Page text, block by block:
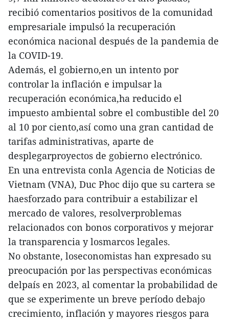
recibió comentarios positivos de la comunidad
empresariale impulsó la recuperación
económica nacional después de la pandemia de
la COVID-19.
Además, el gobierno,en un intento por
controlar la inflación e impulsar la
recuperación económica,ha reducido el
impuesto ambiental sobre el combustible del 20
al 10 por ciento,así como una gran cantidad de
tarifas administrativas, aparte de
desplegarproyectos de gobierno electrónico.
En una entrevista conla Agencia de Noticias de
Vietnam (VNA), Duc Phoc dijo que su cartera se
haesforzado para contribuir a estabilizar el
mercado de valores, resolverproblemas
relacionados con bonos corporativos y mejorar
la transparencia y losmarcos legales.
No obstante, loseconomistas han expresado su
preocupación por las perspectivas económicas
delpaís en 2023, al comentar la probabilidad de
que se experimente un breve período debajo
crecimiento, inflación y mayores riesgos para